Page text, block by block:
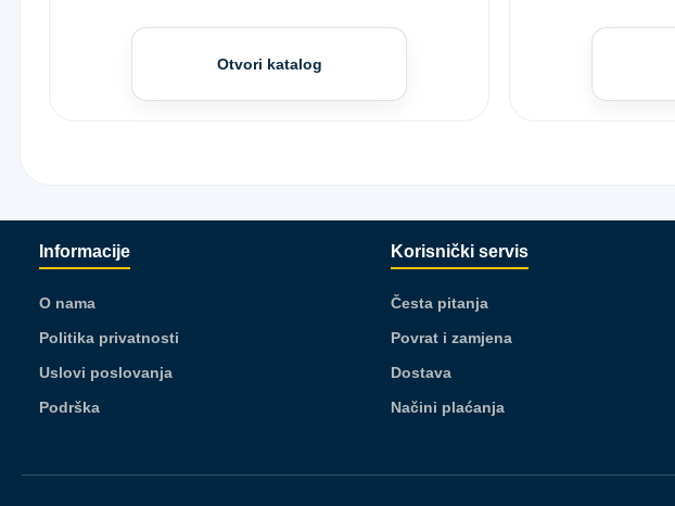
Otvori katalog
Informacije
O nama
Politika privatnosti
Uslovi poslovanja
Podrška
Korisnički servis
Česta pitanja
Povrat i zamjena
Dostava
Načini plaćanja